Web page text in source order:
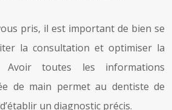
pris, il est important de bien se
la consultation et optimiser la
toutes les informations
de main permet au dentiste de
un diagnostic précis.